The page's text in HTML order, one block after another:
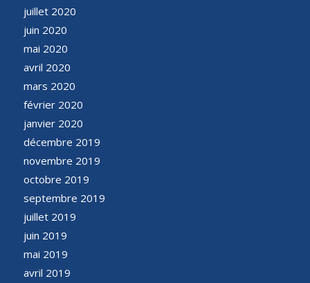
juillet 2020
juin 2020
mai 2020
avril 2020
mars 2020
février 2020
janvier 2020
décembre 2019
novembre 2019
octobre 2019
septembre 2019
juillet 2019
juin 2019
mai 2019
avril 2019